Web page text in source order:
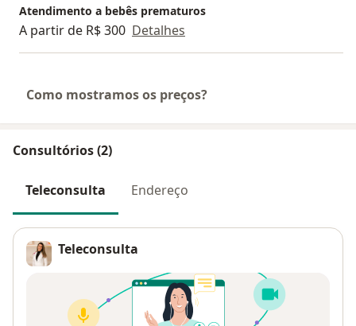
Atendimento a bebês prematuros
A partir de R$ 300 Detalhes
Como mostramos os preços?
Consultórios (2)
Teleconsulta Endereço
Teleconsulta